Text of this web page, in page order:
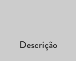
Descrição